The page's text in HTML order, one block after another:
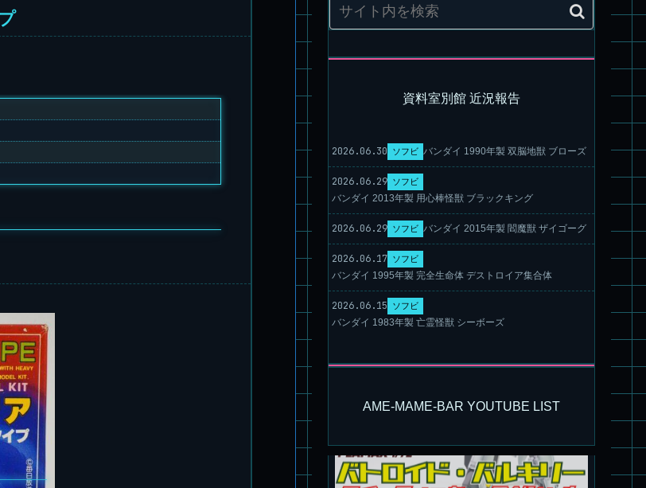
資料室別館 近況報告
2026.06.30 ソフビ バンダイ 1990年製 双脳地獣 ブローズ
2026.06.29 ソフビ
バンダイ 2013年製 用心棒怪獣 ブラックキング
2026.06.29 ソフビ バンダイ 2015年製 閻魔獣 ザイゴーグ
2026.06.17 ソフビ
バンダイ 1995年製 完全生命体 デストロイア集合体
2026.06.15 ソフビ
バンダイ 1983年製 亡霊怪獣 シーボーズ
AME-MAME-BAR YOUTUBE LIST
旧キット製作★本家SDマクロス バルキリーVF-1S